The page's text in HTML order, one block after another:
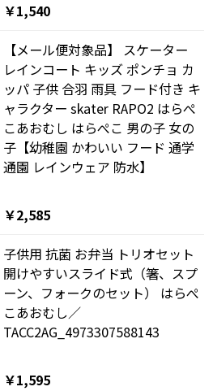
￥1,540
【メール便対象品】 スケーター
レインコート キッズ ポンチョ カ
ッパ 子供 合羽 雨具 フード付き キ
ャラクター skater RAPO2 はらぺ
こあおむし はらぺこ 男の子 女の
子【幼稚園 かわいい フード 通学
通園 レインウェア 防水】
￥2,585
子供用 抗菌 お弁当 トリオセット
開けやすいスライド式（箸、スプ
ーン、フォークのセット） はらぺ
こあおむし／
TACC2AG_4973307588143
￥1,595